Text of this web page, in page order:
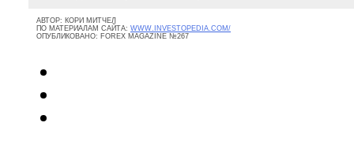
АВТОР: КОРИ МИТЧЕЛ
ПО МАТЕРИАЛАМ САЙТА: WWW.INVESTOPEDIA.COM/
ОПУБЛИКОВАНО: FOREX MAGAZINE №267